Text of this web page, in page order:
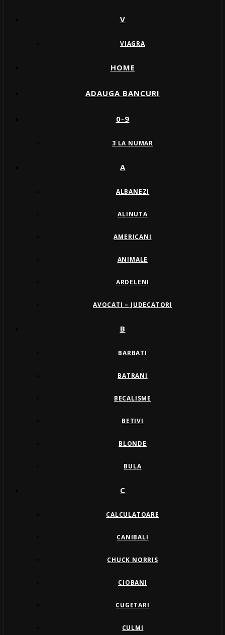
V
VIAGRA
HOME
ADAUGA BANCURI
0-9
3 LA NUMAR
A
ALBANEZI
ALINUTA
AMERICANI
ANIMALE
ARDELENI
AVOCATI – JUDECATORI
B
BARBATI
BATRANI
BECALISME
BETIVI
BLONDE
BULA
C
CALCULATOARE
CANIBALI
CHUCK NORRIS
CIOBANI
CUGETARI
CULMI